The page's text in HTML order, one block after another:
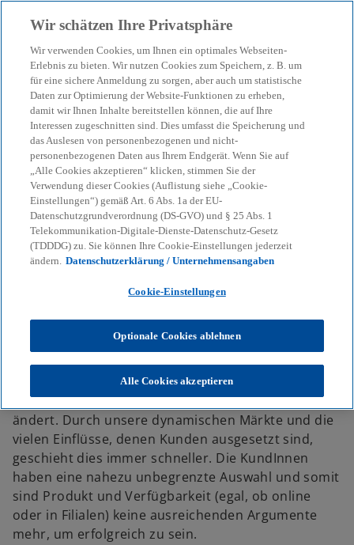
menu search
Einsatz von
psychografischer
Kundensegmentierung
13-04-2022
Share
w
i
r
n
e
u
R
g
i
t
r
k
a
t
g
e
ö
w
i
r
n
e
n
r
e
u
e
n
R
g
i
t
r
a
t
g
e
ö
w
i
r
n
e
n
r
e
u
n
R
g
i
t
r
a
t
g
ö
KPMG Themen
Business Performance & Resilienz
Einsatz von psychografischer Kundensegmentierung
Nahezu alle Branchen sind damit konfrontiert, dass
sich das Verhalten ihrer Kunden im Laufe der Zeit
ändert. Durch unsere dynamischen Märkte und die
vielen Einflüsse, denen Kunden ausgesetzt sind,
geschieht dies immer schneller. Die KundInnen
haben eine nahezu unbegrenzte Auswahl und somit
sind Produkt und Verfügbarkeit (egal, ob online
oder in Filialen) keine ausreichenden Argumente
mehr, um erfolgreich zu sein.
Wir schätzen Ihre Privatsphäre
Wir verwenden Cookies, um Ihnen ein optimales Webseiten-
Erlebnis zu bieten. Wir nutzen Cookies zum Speichern, z. B. um
für eine sichere Anmeldung zu sorgen, aber auch um statistische
Daten zur Optimierung der Website-Funktionen zu erheben,
damit wir Ihnen Inhalte bereitstellen können, die auf Ihre
Interessen zugeschnitten sind. Dies umfasst die Speicherung und
das Auslesen von personenbezogenen und nicht-
personenbezogenen Daten aus Ihrem Endgerät. Wenn Sie auf
„Alle Cookies akzeptieren“ klicken, stimmen Sie der
Verwendung dieser Cookies (Auflistung siehe „Cookie-
Einstellungen“) gemäß Art. 6 Abs. 1a der EU-
Datenschutzgrundverordnung (DS-GVO) und § 25 Abs. 1
Telekommunikation-Digitale-Dienste-Datenschutz-Gesetz
(TDDDG) zu. Sie können Ihre Cookie-Einstellungen jederzeit
ändern. Datenschutzerklärung / Unternehmensangaben
Cookie-Einstellungen
Optionale Cookies ablehnen
Alle Cookies akzeptieren